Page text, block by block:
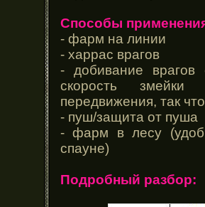
Способы
- фарм на линии
- харрас врагов
- добивание
скорость змейки
передвижения, так
- пуш/защита от пуша
- фарм в лесу
спауне)
Подробный разбор: